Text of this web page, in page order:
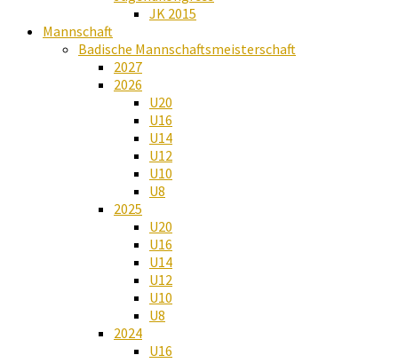
JK 2015
Mannschaft
Badische Mannschaftsmeisterschaft
2027
2026
U20
U16
U14
U12
U10
U8
2025
U20
U16
U14
U12
U10
U8
2024
U16